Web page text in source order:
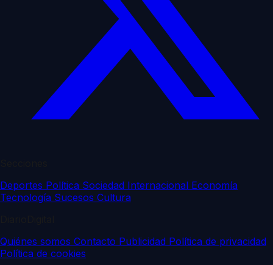
Deportes Política Sociedad Internacional Economía
Tecnología Sucesos Cultura
Quiénes somos Contacto Publicidad Política de privacidad
Política de cookies